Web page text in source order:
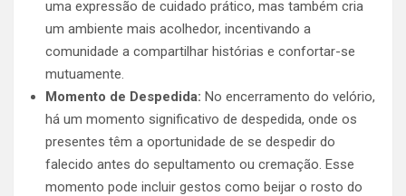
uma expressão de cuidado prático, mas também cria
um ambiente mais acolhedor, incentivando a
comunidade a compartilhar histórias e confortar-se
mutuamente.
Momento de Despedida: No encerramento do velório,
há um momento significativo de despedida, onde os
presentes têm a oportunidade de se despedir do
falecido antes do sepultamento ou cremação. Esse
momento pode incluir gestos como beijar o rosto do